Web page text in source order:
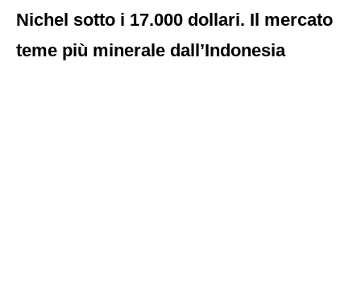
Nichel sotto i 17.000 dollari. Il mercato
teme più minerale dall’Indonesia